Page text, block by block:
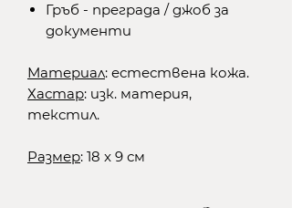
Гръб - преграда / джоб за
документи
Материал: естествена кожа.
Хастар: изк. материя,
текстил.
Размер: 18 x 9 см